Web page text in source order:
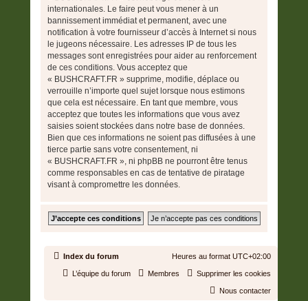
internationales. Le faire peut vous mener à un
bannissement immédiat et permanent, avec une
notification à votre fournisseur d’accès à Internet si nous
le jugeons nécessaire. Les adresses IP de tous les
messages sont enregistrées pour aider au renforcement
de ces conditions. Vous acceptez que
« BUSHCRAFT.FR » supprime, modifie, déplace ou
verrouille n’importe quel sujet lorsque nous estimons
que cela est nécessaire. En tant que membre, vous
acceptez que toutes les informations que vous avez
saisies soient stockées dans notre base de données.
Bien que ces informations ne soient pas diffusées à une
tierce partie sans votre consentement, ni
« BUSHCRAFT.FR », ni phpBB ne pourront être tenus
comme responsables en cas de tentative de piratage
visant à compromettre les données.
Index du forum Heures au format UTC+02:00
Supprimer les cookies
Membres
L’équipe du forum
Nous contacter